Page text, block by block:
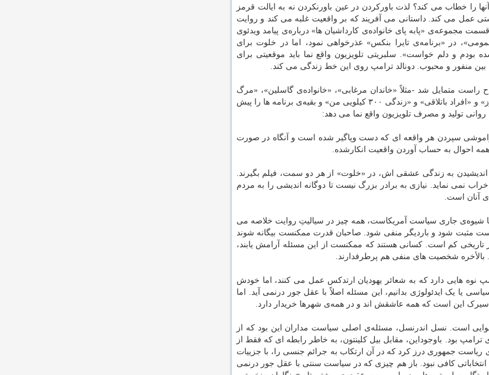
را خطاب می کند؟ لذت باورکردن در عین باورنکردن نه به ایالت قرمز
عمل می کند. داستانی می آفریند که بر واقعیت غلبه می کند و روایت
مجموعه‌ی «پابه پای خانواده‌ی کارداشیان ها» درباره‌ی پیامد ویدئوی
در «برنامه‌ی تایرا بنکس» عذرخواهی نمود، اما در خلوت برای
و دلم خواست». سلبریتی تلویزیون واقع نما باید موقعیتی برای
منفور و محبوب. دونالد ترامپ روی این خط زندگی می کند.
راست متمایل شد -مثلاً «خاندان مرغابی»، «خانواده‌ی گاسلین»، «مرگ
بارترین صید»- اما جعلی بودن و تقلب آگاهانه است که برنامه‌ی «کارآموز» و «افراد باتلاقی» و «زندگی ۳۰۰ کیلویی من» و بقیه‌ی برنامه ها را پیش
تولید و مصرف تلویزیون واقع نما می دهد:
سپردن هر واقعه ای که دست وپاگیر شده است و آنگاه در صورت
احوال به حساب آوردن واقعیت انکارشده.
و اندیشیدن به زندگی عشقی اش، در «خلوت» از هر دو سمت، فیلم بگیرند.
نمی نماید. نیازی به برادر بزرگ نیست تا دوگانه اندیشی را به مردم
آنان است.
نما شیوه‌ی جاری سیاست آمریکاست، همه چیز در سیالیتِ روایت خلاصه می
مثبت شود و باردیگر منفی شود. صاحبان قدرت ممکنست بیگانه شوند
تاریخی کم است. کسانی هستند که ممکنست از این مسئله آرامش یابند،
بالأخره شخصیت های منفی هم پرطرفدارند.
هایی دارد که به شعائر یهودیان ارتدکس عمل می کنند، اما خودش
یا یک ایدئولوژی بدانیم، این مسئله اصلاً با عقل جور درنمی آید. اما
سیرک این است که همه عاشقش اند و در همه‌ی شهرها خریدار دارد.
است. نسل اندرنسل، مسئله‌ی اصلی سیاست مداران این بود که از
بود. باوجوداین، مقابل بیل کلینتون، به خاطر رابطه ای که فقط از
ریاست جمهوری درز کرد که در آن ارتکاب به جرائم جنسی را، با جزییات
کافی نبود. باز هم چیزی که در سیاست سنتی با عقل جور درنمی